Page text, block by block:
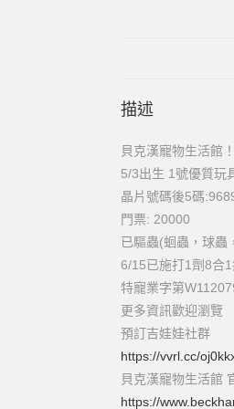
描述
貝克漢寵物生活館！
5/3出生 1號優質玩
晶片號碼後5碼
門票: 20000
已驅蟲(蛔蟲，球蟲
6/15已施打1劑8合1
特寵業字第
更多資訊歡迎瀏覽
預訂吉娃娃社群
https://vvrl.cc/
貝克漢寵物生活館
https://